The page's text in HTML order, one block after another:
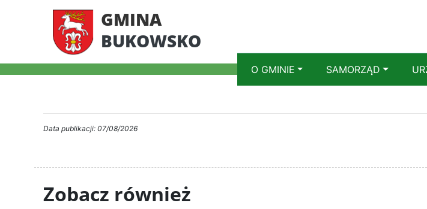
GMINA
BUKOWSKO
O GMINIE SAMORZĄD
Data publikacji: 07/08/2026
Zobacz również